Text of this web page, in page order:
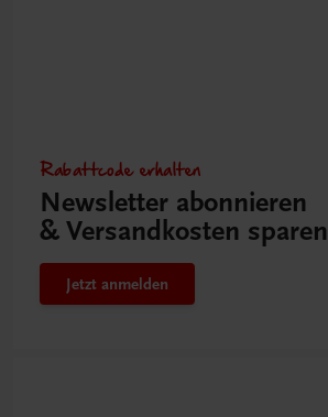
Rabattcode erhalten
Newsletter abonnieren
& Versandkosten sparen
Jetzt anmelden